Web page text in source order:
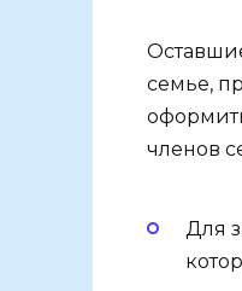
семье,
членов
Для